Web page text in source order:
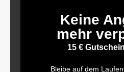
Keine
mehr
15 €
Bleibe auf dem